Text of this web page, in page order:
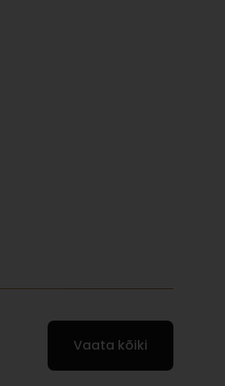
Vaata kõiki